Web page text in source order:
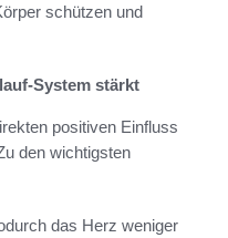
schützen und
System stärkt
positiven Einfluss
den wichtigsten
das Herz weniger